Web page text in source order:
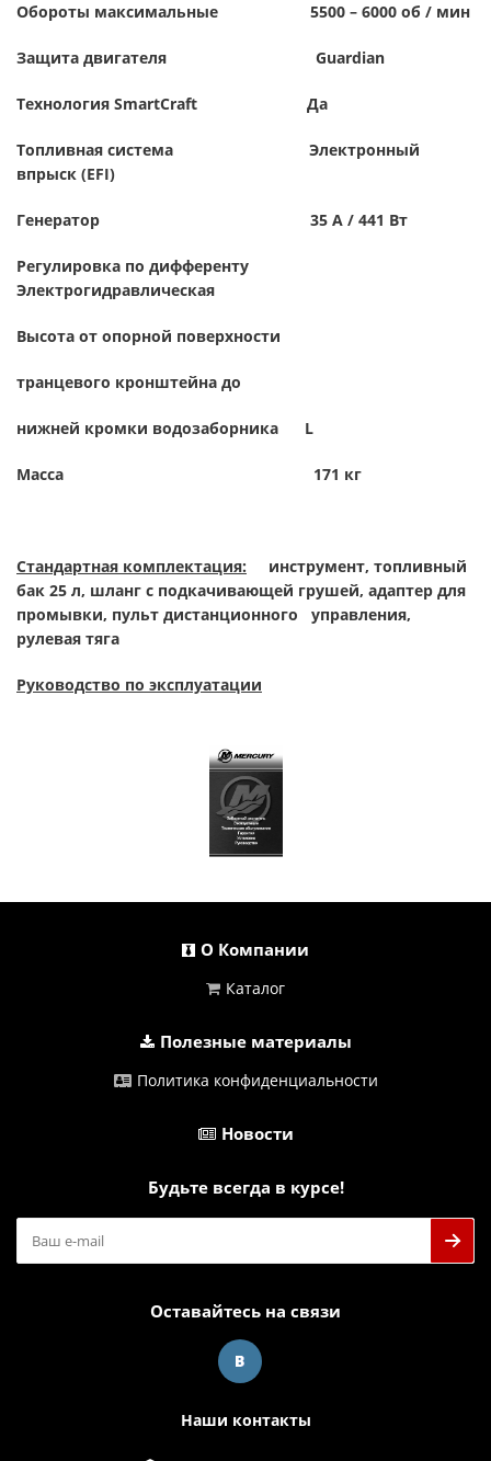
Обороты максимальные 5500 – 6000 об / мин
Защита двигателя Guardian
Технология SmartCraft Да
Топливная система Электронный
впрыск (EFI)
Генератор 35 А / 441 Вт
Регулировка по дифференту
Электрогидравлическая
Высота от опорной поверхности
транцевого кронштейна до
нижней кромки водозаборника L
Масса 171 кг
Стандартная комплектация: инструмент, топливный
бак 25 л, шланг с подкачивающей грушей, адаптер для
промывки, пульт дистанционного управления,
рулевая тяга
Руководство по эксплуатации
О Компании
Каталог
Полезные материалы
Политика конфиденциальности
Новости
Будьте всегда в курсе!
Оставайтесь на связи
Наши контакты